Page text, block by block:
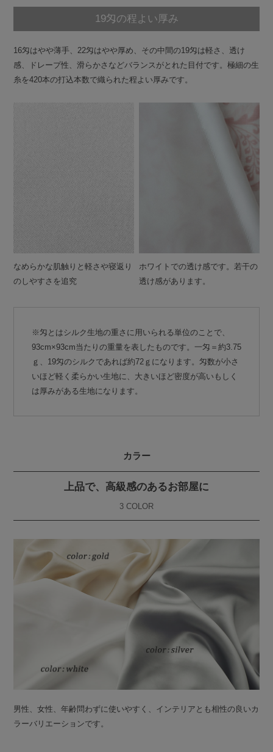
19匁の程よい厚み
16匁はやや薄手、22匁はやや厚め、その中間の19匁は軽さ、透け
感、ドレープ性、滑らかさなどバランスがとれた目付です。極細の生
糸を420本の打込本数で織られた程よい厚みです。
なめらかな肌触りと軽さや寝返り
のしやすさを追究
ホワイトでの透け感です。若干の
透け感があります。
※匁とはシルク生地の重さに用いられる単位のことで、
93cm×93cm当たりの重量を表したものです。一匁＝約3.75
ｇ、19匁のシルクであれば約72ｇになります。匁数が小さ
いほど軽く柔らかい生地に、大きいほど密度が高いもしく
は厚みがある生地になります。
カラー
上品で、高級感のあるお部屋に
3 COLOR
男性、女性、年齢問わずに使いやすく、インテリアとも相性の良いカ
ラーバリエーションです。